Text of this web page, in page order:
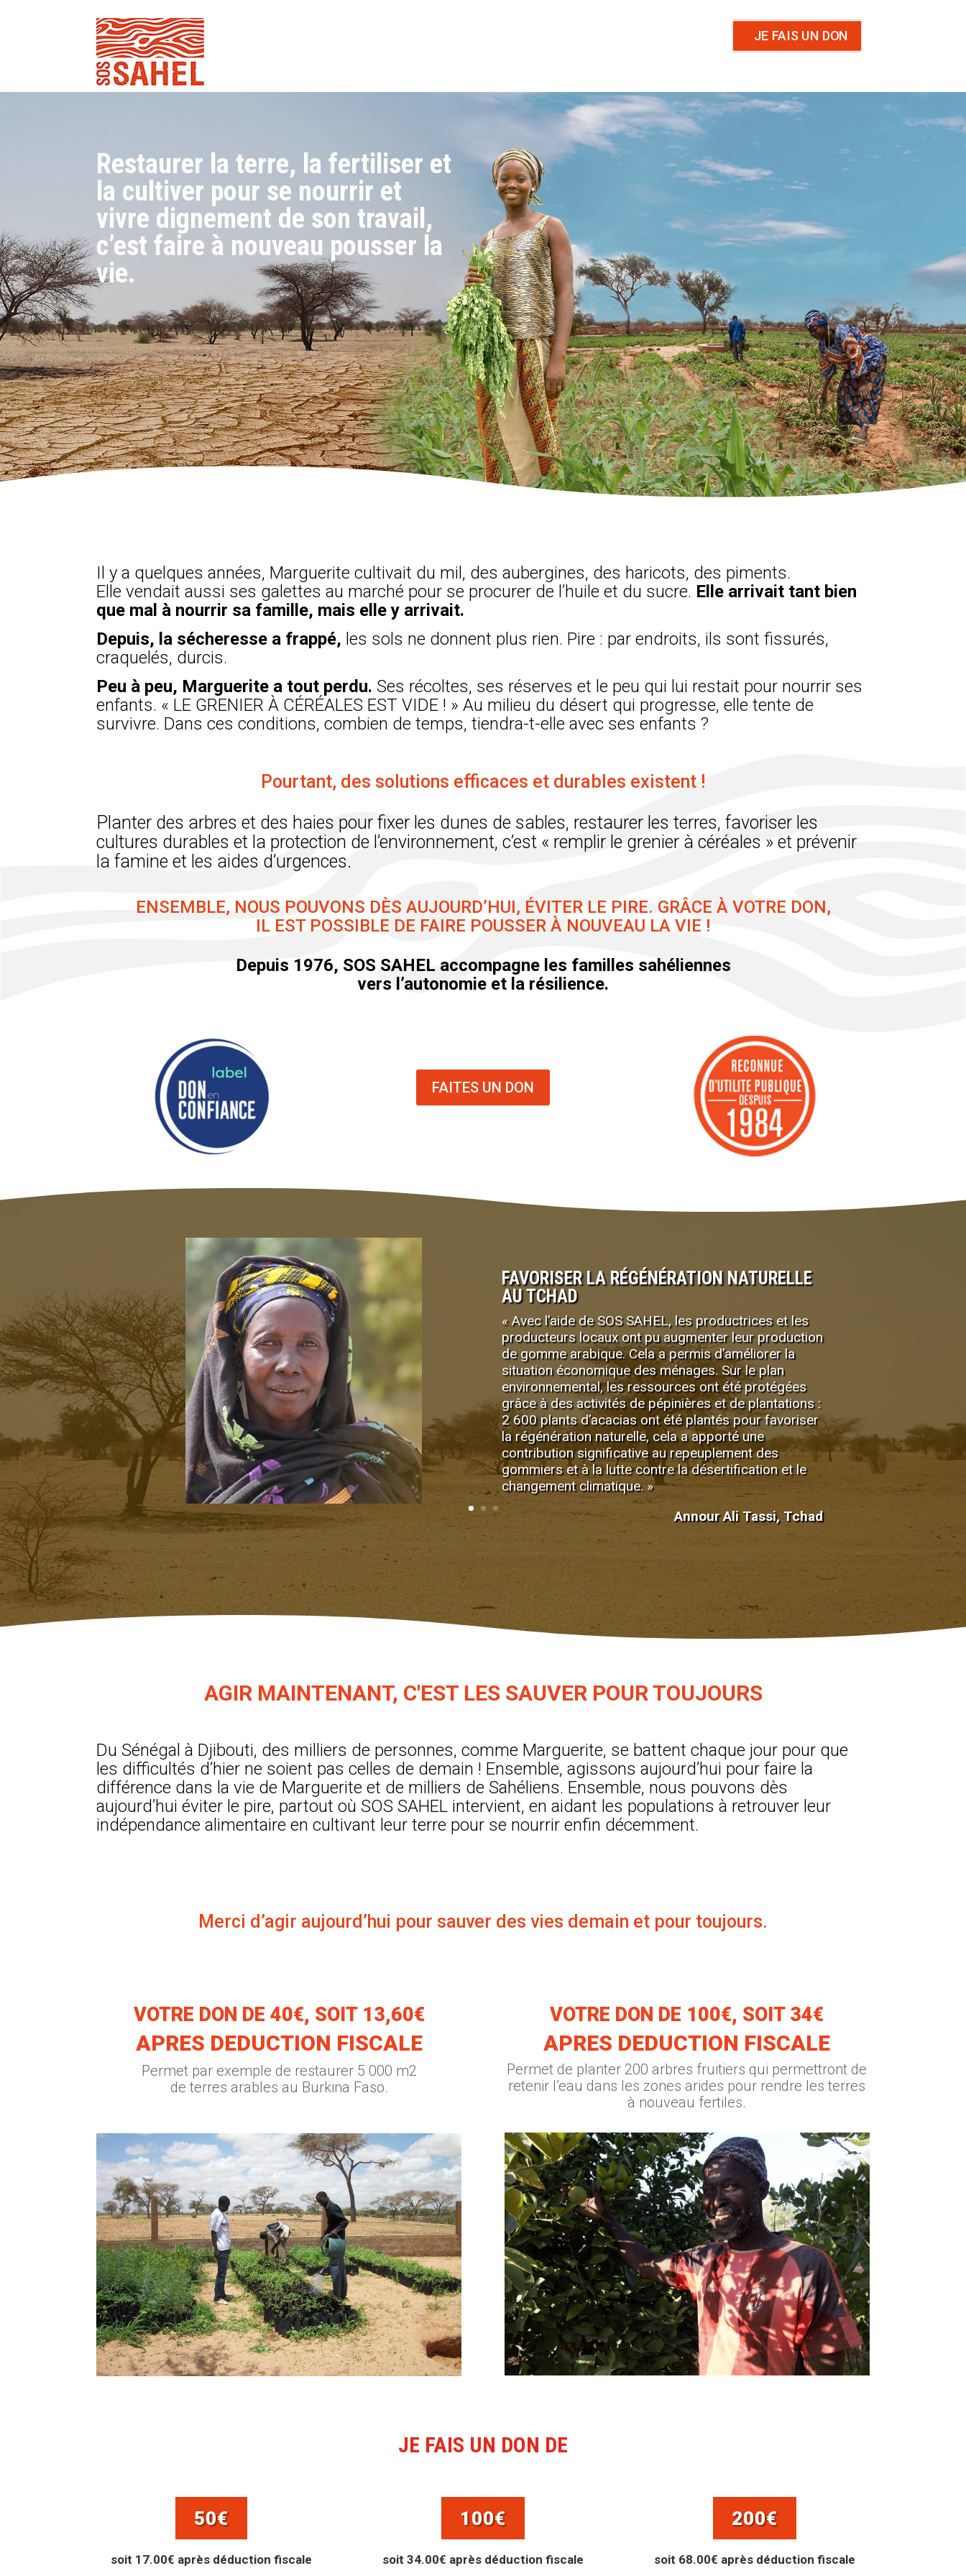
JE FAIS UN DON
Restaurer la terre, la fertiliser et
la cultiver pour se nourrir et
vivre dignement de son travail,
c’est faire à nouveau pousser la
vie.
Il y a quelques années, Marguerite cultivait du mil, des aubergines, des haricots, des piments.
Elle vendait aussi ses galettes au marché pour se procurer de l’huile et du sucre. Elle arrivait tant bien
que mal à nourrir sa famille, mais elle y arrivait.
Depuis, la sécheresse a frappé, les sols ne donnent plus rien. Pire : par endroits, ils sont fissurés,
craquelés, durcis.
Peu à peu, Marguerite a tout perdu. Ses récoltes, ses réserves et le peu qui lui restait pour nourrir ses
enfants. « LE GRENIER À CÉRÉALES EST VIDE ! » Au milieu du désert qui progresse, elle tente de
survivre. Dans ces conditions, combien de temps, tiendra-t-elle avec ses enfants ?
Pourtant, des solutions efficaces et durables existent !
Planter des arbres et des haies pour fixer les dunes de sables, restaurer les terres, favoriser les
cultures durables et la protection de l’environnement, c’est « remplir le grenier à céréales » et prévenir
la famine et les aides d’urgences.
ENSEMBLE, NOUS POUVONS DÈS AUJOURD’HUI, ÉVITER LE PIRE. GRÂCE À VOTRE DON,
IL EST POSSIBLE DE FAIRE POUSSER À NOUVEAU LA VIE !
Depuis 1976, SOS SAHEL accompagne les familles sahéliennes
vers l’autonomie et la résilience.
FAITES UN DON
FAVORISER LA RÉGÉNÉRATION NATURELLE
AU TCHAD
« Avec l’aide de SOS SAHEL, les productrices et les
producteurs locaux ont pu augmenter leur production
de gomme arabique. Cela a permis d’améliorer la
situation économique des ménages. Sur le plan
environnemental, les ressources ont été protégées
grâce à des activités de pépinières et de plantations :
2 600 plants d’acacias ont été plantés pour favoriser
la régénération naturelle, cela a apporté une
contribution significative au repeuplement des
gommiers et à la lutte contre la désertification et le
changement climatique. »
Annour Ali Tassi, Tchad
AGIR MAINTENANT, C'EST LES SAUVER POUR TOUJOURS
Du Sénégal à Djibouti, des milliers de personnes, comme Marguerite, se battent chaque jour pour que
les difficultés d’hier ne soient pas celles de demain ! Ensemble, agissons aujourd’hui pour faire la
différence dans la vie de Marguerite et de milliers de Sahéliens. Ensemble, nous pouvons dès
aujourd’hui éviter le pire, partout où SOS SAHEL intervient, en aidant les populations à retrouver leur
indépendance alimentaire en cultivant leur terre pour se nourrir enfin décemment.
Merci d’agir aujourd’hui pour sauver des vies demain et pour toujours.
VOTRE DON DE 40€, SOIT 13,60€
APRES DEDUCTION FISCALE
Permet par exemple de restaurer 5 000 m2
de terres arables au Burkina Faso.
VOTRE DON DE 100€, SOIT 34€
APRES DEDUCTION FISCALE
Permet de planter 200 arbres fruitiers qui permettront de
retenir l’eau dans les zones arides pour rendre les terres
à nouveau fertiles.
JE FAIS UN DON DE
50€
soit 17.00€ après déduction fiscale
100€
soit 34.00€ après déduction fiscale
200€
soit 68.00€ après déduction fiscale